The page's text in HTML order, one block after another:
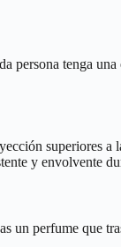
persona tenga
superiores
y envolvente
un perfume que